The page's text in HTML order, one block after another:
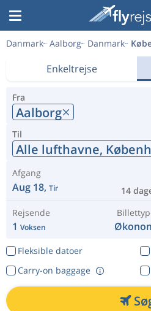
Danmark Aalborg Danmark
Enkeltrejse
Fra
Aalborg
Til
Alle lufthavne,
Afgang
Aug 18, Tir 14
Rejsende
1 Voksen
Fleksible datoer
Carry-on baggage